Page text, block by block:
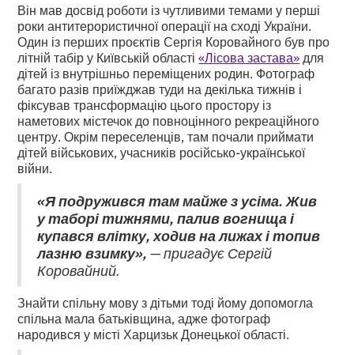
Він мав досвід роботи із чутливими темами у перші
роки антитерористичної операції на сході України.
Один із перших проєктів Сергія Коровайного був про
літній табір у Київській області«Лісова застава» для
дітей із внутрішньо переміщених родин. Фотограф
багато разів приїжджав туди на декілька тижнів і
фіксував трансформацію цього простору із
наметових містечок до повноцінного рекреаційного
центру. Окрім переселенців, там почали приймати
дітей військових, учасників російсько-української
війни.
«Я подружився там майже з усіма. Жив
у таборі тижнями, палив вогнища і
купався влітку, ходив на лижах і топив
лазню взимку»,— пригадує Сергій
Коровайний.
Знайти спільну мову з дітьми тоді йому допомогла
спільна мала батьківщина, адже фотограф
народився у місті Харцизьк Донецької області.